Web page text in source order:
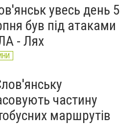
увесь день 5
був під атаками
- Лях
частину
маршрутів